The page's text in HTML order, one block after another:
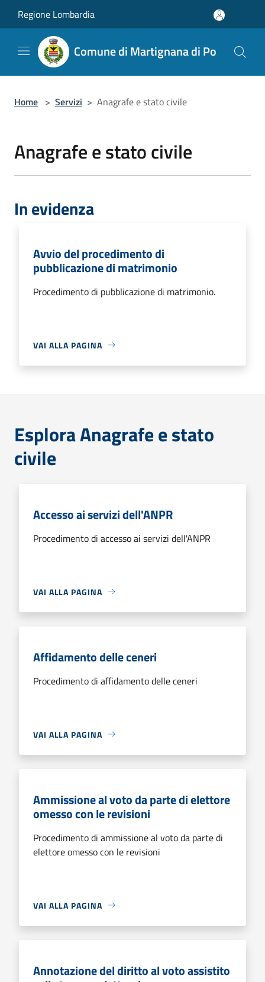
Regione Lombardia
Comune di Martignana di Po
Home > Servizi > Anagrafe e stato civile
Anagrafe e stato civile
In evidenza
Avvio del procedimento di
pubblicazione di matrimonio
Procedimento di pubblicazione di matrimonio.
VAI ALLA PAGINA
Esplora Anagrafe e stato
civile
Accesso ai servizi dell'ANPR
Procedimento di accesso ai servizi dell'ANPR
VAI ALLA PAGINA
Affidamento delle ceneri
Procedimento di affidamento delle ceneri
VAI ALLA PAGINA
Ammissione al voto da parte di elettore
omesso con le revisioni
Procedimento di ammissione al voto da parte di
elettore omesso con le revisioni
VAI ALLA PAGINA
Annotazione del diritto al voto assistito